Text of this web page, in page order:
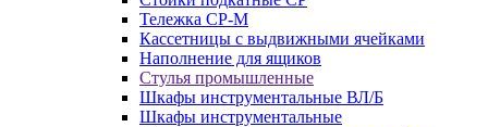
Тележка СР-М
Кассетницы с выдвижными ячейками
Наполнение для ящиков
Стулья промышленные
Шкафы инструментальные ВЛ/Б
Шкафы инструментальные